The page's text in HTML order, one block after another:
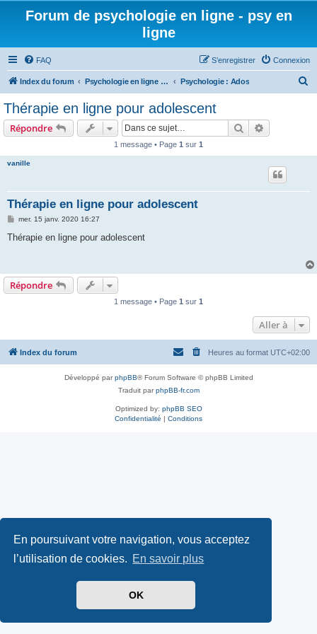
En poursuivant votre navigation, vous acceptez
l’utilisation de cookies. En savoir plus
OK
Forum de psychologie en ligne - psy en
ligne
FAQ Connexion
S’enregistrer
Index du forum Psychologie en ligne - Thématiques générales Psychologie : Ados
Thérapie en ligne pour adolescent
Répondre Rechercher
1 message • Page 1 sur 1
vanille
Thérapie en ligne pour adolescent
M
s
mer. 15 janv. 2020 16:27
Thérapie en ligne pour adolescent
Répondre
1 message • Page 1 sur 1
Aller à
Index du forum Heures au format UTC+02:00
Développé parphpBB® Forum Software © phpBB Limited
Traduit parphpBB-fr.com
Optimized by: phpBB SEO
Confidentialité | Conditions